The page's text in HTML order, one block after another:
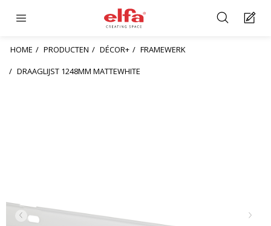
HOME PRODUCTEN DÉCOR+
FRAMEWERK
DRAAGLIJST 1248MM MATTEWHITE